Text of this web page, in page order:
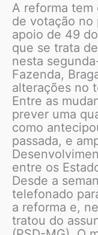
A reforma tem
de votação no
apoio de 49
que se trata
nesta
Fazenda,
alterações no
Entre as
prever uma
como
passada, e
entre os
Desde a
telefonado
a reforma e,
tratou do